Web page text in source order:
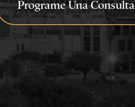
Programe Una Consulta